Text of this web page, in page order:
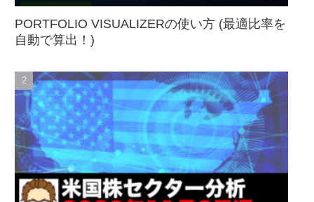
PORTFOLIO VISUALIZERの使い方 (最適比率を
自動で算出！)